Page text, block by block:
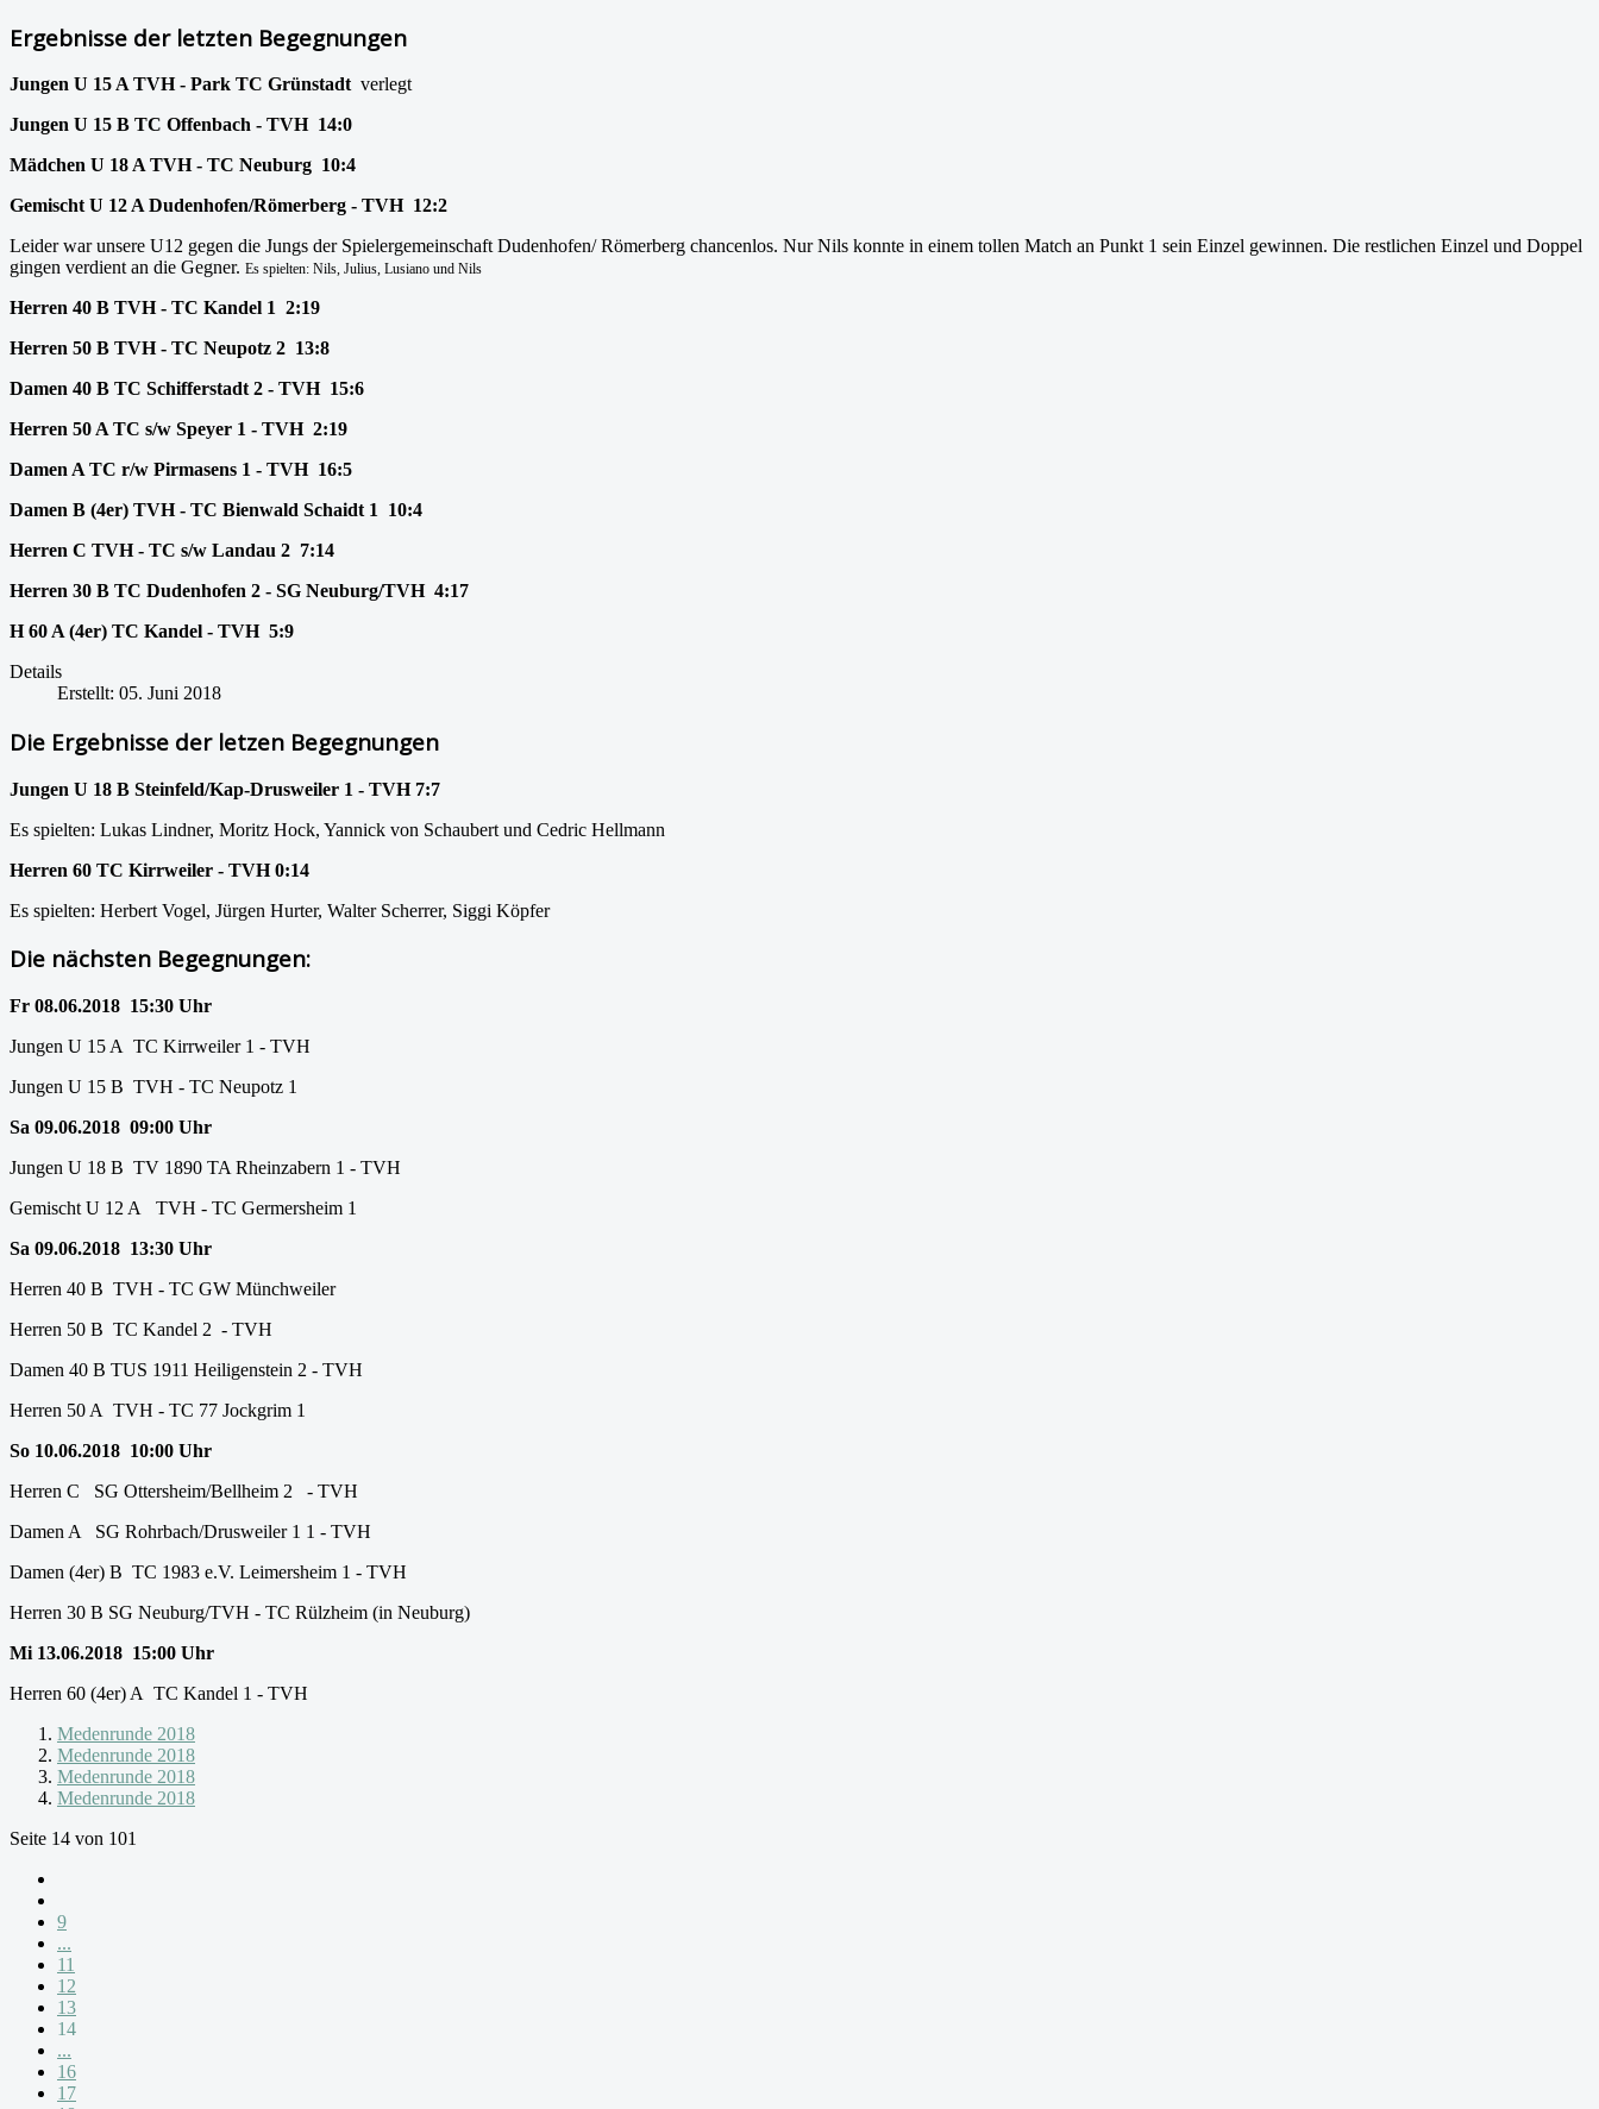
Ergebnisse der letzten Begegnungen
Jungen U 15 A TVH - Park TC Grünstadt verlegt
Jungen U 15 B TC Offenbach - TVH 14:0
Mädchen U 18 A TVH - TC Neuburg 10:4
Gemischt U 12 A Dudenhofen/Römerberg - TVH 12:2
Leider war unsere U12 gegen die Jungs der Spielergemeinschaft Dudenhofen/ Römerberg chancenlos. Nur Nils konnte in einem tollen Match an Punkt 1 sein Einzel gewinnen. Die restlichen Einzel und Doppel
gingen verdient an die Gegner. Es spielten: Nils, Julius, Lusiano und Nils
Herren 40 B TVH - TC Kandel 1 2:19
Herren 50 B TVH - TC Neupotz 2 13:8
Damen 40 B TC Schifferstadt 2 - TVH 15:6
Herren 50 A TC s/w Speyer 1 - TVH 2:19
Damen A TC r/w Pirmasens 1 - TVH 16:5
Damen B (4er) TVH - TC Bienwald Schaidt 1 10:4
Herren C TVH - TC s/w Landau 2 7:14
Herren 30 B TC Dudenhofen 2 - SG Neuburg/TVH 4:17
H 60 A (4er) TC Kandel - TVH 5:9
Details
Erstellt: 05. Juni 2018
Die Ergebnisse der letzen Begegnungen
Jungen U 18 B Steinfeld/Kap-Drusweiler 1 - TVH 7:7
Es spielten: Lukas Lindner, Moritz Hock, Yannick von Schaubert und Cedric Hellmann
Herren 60 TC Kirrweiler - TVH 0:14
Es spielten: Herbert Vogel, Jürgen Hurter, Walter Scherrer, Siggi Köpfer
Die nächsten Begegnungen:
Fr 08.06.2018 15:30 Uhr
Jungen U 15 A TC Kirrweiler 1 - TVH
Jungen U 15 B TVH - TC Neupotz 1
Sa 09.06.2018 09:00 Uhr
Jungen U 18 B TV 1890 TA Rheinzabern 1 - TVH
Gemischt U 12 A TVH - TC Germersheim 1
Sa 09.06.2018 13:30 Uhr
Herren 40 B TVH - TC GW Münchweiler
Herren 50 B TC Kandel 2 - TVH
Damen 40 B TUS 1911 Heiligenstein 2 - TVH
Herren 50 A TVH - TC 77 Jockgrim 1
So 10.06.2018 10:00 Uhr
Herren C SG Ottersheim/Bellheim 2 - TVH
Damen A SG Rohrbach/Drusweiler 1 1 - TVH
Damen (4er) B TC 1983 e.V. Leimersheim 1 - TVH
Herren 30 B SG Neuburg/TVH - TC Rülzheim (in Neuburg)
Mi 13.06.2018 15:00 Uhr
Herren 60 (4er) A TC Kandel 1 - TVH
Medenrunde 2018
Medenrunde 2018
Medenrunde 2018
Medenrunde 2018
Seite 14 von 101
9
...
11
12
13
14
...
16
17